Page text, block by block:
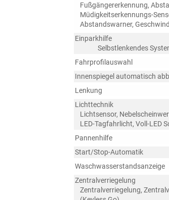
Fußgängererkennung,
Müdigkeitserkennungs-
Abstandswarner,
Einparkhilfe
Selbstlenkendes
Fahrprofilauswahl
Innenspiegel automatisch
Lenkung
Lichttechnik
Lichtsensor,
LED-Tagfahrlicht, Voll-LED
Pannenhilfe
Start/Stop-Automatik
Waschwasserstandsanzeige
Zentralverriegelung
Zentralverriegelung,